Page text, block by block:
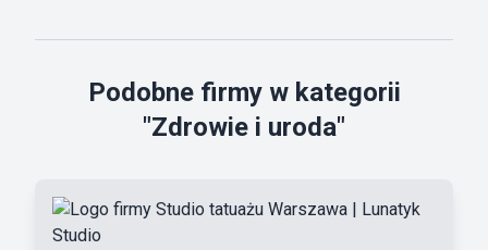
Podobne firmy w kategorii
"Zdrowie i uroda"